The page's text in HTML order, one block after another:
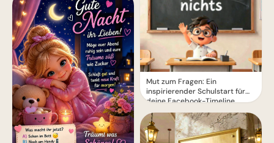
Mut zum Fragen: Ein
inspirierender Schulstart für
deine Facebook-Timeline